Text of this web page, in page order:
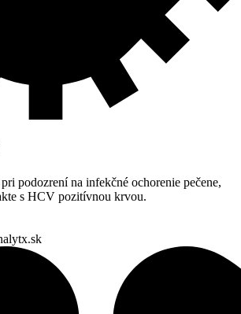
podozrení na infekčné ochorenie pečene,
s HCV pozitívnou krvou.